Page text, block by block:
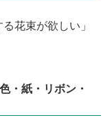
花束が欲しい」
・紙・リボン・